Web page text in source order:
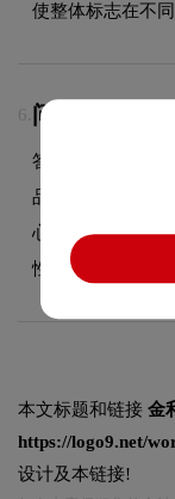
使整体标志在不
6. 问：金利来
答：金利来品牌
品牌领域具有较
心手法，既符合
性，能够在众多
本文标题和链接 金
https://logo9.net/
设计及本链接!